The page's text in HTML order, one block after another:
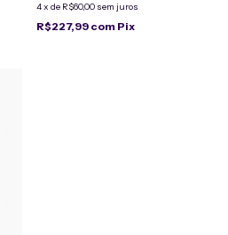
4x de R$60,00 sem juros
R$227,99 com Pix